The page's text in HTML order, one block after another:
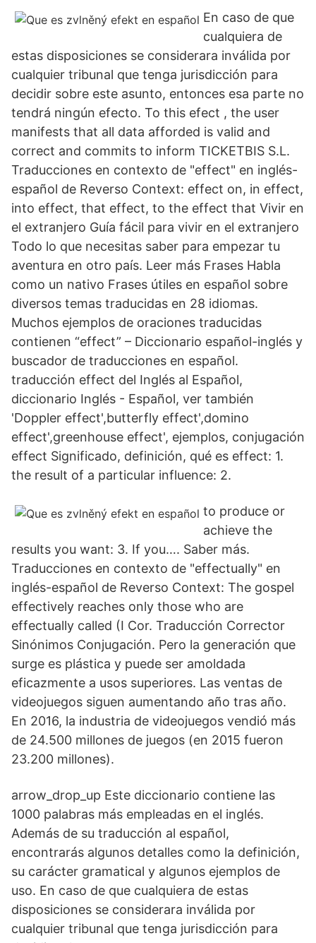
En caso de que
cualquiera de
estas disposiciones se considerara inválida por
cualquier tribunal que tenga jurisdicción para
decidir sobre este asunto, entonces esa parte no
tendrá ningún efecto. To this efect , the user
manifests that all data afforded is valid and
correct and commits to inform TICKETBIS S.L.
Traducciones en contexto de "effect" en inglés-
español de Reverso Context: effect on, in effect,
into effect, that effect, to the effect that Vivir en
el extranjero Guía fácil para vivir en el extranjero
Todo lo que necesitas saber para empezar tu
aventura en otro país. Leer más Frases Habla
como un nativo Frases útiles en español sobre
diversos temas traducidas en 28 idiomas.
Muchos ejemplos de oraciones traducidas
contienen “effect” – Diccionario español-inglés y
buscador de traducciones en español.
traducción effect del Inglés al Español,
diccionario Inglés - Español, ver también
'Doppler effect',butterfly effect',domino
effect',greenhouse effect', ejemplos, conjugación
effect Significado, definición, qué es effect: 1.
the result of a particular influence: 2.
to produce or
achieve the
results you want: 3. If you…. Saber más.
Traducciones en contexto de "effectually" en
inglés-español de Reverso Context: The gospel
effectively reaches only those who are
effectually called (I Cor. Traducción Corrector
Sinónimos Conjugación. Pero la generación que
surge es plástica y puede ser amoldada
eficazmente a usos superiores. Las ventas de
videojuegos siguen aumentando año tras año.
En 2016, la industria de videojuegos vendió más
de 24.500 millones de juegos (en 2015 fueron
23.200 millones).
arrow_drop_up Este diccionario contiene las
1000 palabras más empleadas en el inglés.
Además de su traducción al español,
encontrarás algunos detalles como la definición,
su carácter gramatical y algunos ejemplos de
uso. En caso de que cualquiera de estas
disposiciones se considerara inválida por
cualquier tribunal que tenga jurisdicción para